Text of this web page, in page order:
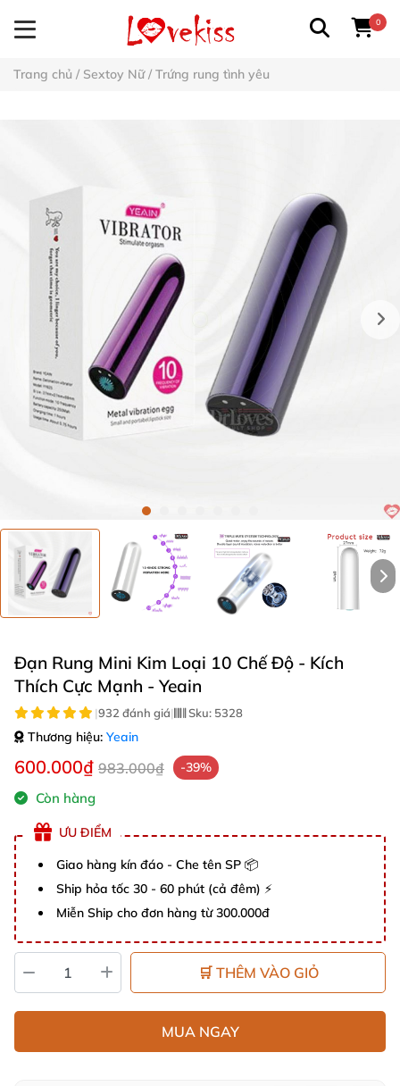
0
Trang chủ / Sextoy Nữ/ Trứng rung tình yêu
Đạn Rung Mini Kim Loại 10 Chế Độ - Kích
Thích Cực Mạnh - Yeain
|932 đánh giá| Sku: 5328
Thương hiệu: Yeain
600.000₫ 983.000₫ -39%
Còn hàng
ƯU ĐIỂM
Giao hàng kín đáo - Che tên SP 📦
Ship hỏa tốc 30 - 60 phút (cả đêm) ⚡
Miễn Ship cho đơn hàng từ 300.000đ
🛒 THÊM VÀO GIỎ
MUA NGAY